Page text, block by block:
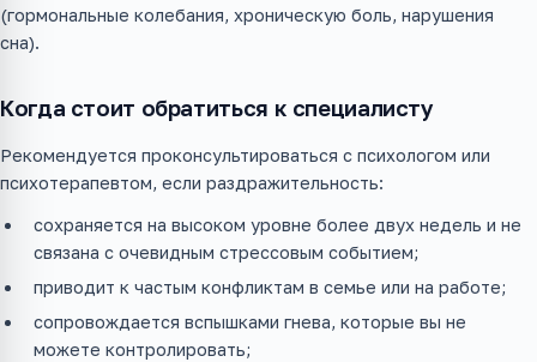
(гормональные колебания, хроническую боль, нарушения
сна).
Когда стоит обратиться к специалисту
Рекомендуется проконсультироваться с психологом или
психотерапевтом, если раздражительность:
сохраняется на высоком уровне более двух недель и не
связана с очевидным стрессовым событием;
приводит к частым конфликтам в семье или на работе;
сопровождается вспышками гнева, которые вы не
можете контролировать;